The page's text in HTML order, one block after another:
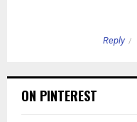
Reply
ON PINTEREST